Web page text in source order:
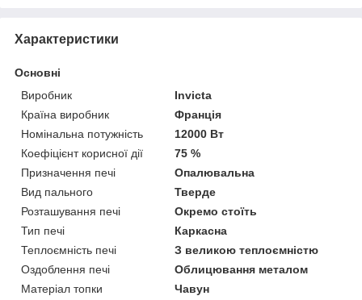
Характеристики
Основні
Виробник
Invicta
Країна виробник
Франція
Номінальна потужність
12000 Вт
Коефіцієнт корисної дії
75 %
Призначення печі
Опалювальна
Вид пального
Тверде
Розташування печі
Окремо стоїть
Тип печі
Каркасна
Теплоємність печі
З великою теплоємністю
Оздоблення печі
Облицювання металом
Матеріал топки
Чавун